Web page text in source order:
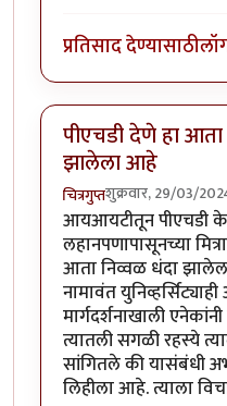
प्रतिसाद देण्यासाठी
पीएचडी देणे हा
झालेला आहे
चित्रगुप्तशुक्रवार, 29/03/
आयआयटीतून पीएचडी
लहानपणापासूनच्या
आता निव्वळ धंदा
नामावंत
मार्गदर्शनाखाली
त्यातली सगळी रहस्ये
सांगितले की यासंबंधी
लिहीला आहे. त्याला